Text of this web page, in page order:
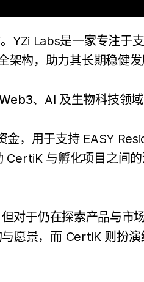
YZi Labs是一家专注于
构，助力其长期稳健发
、AI 及生物科技领
，用于支持 EASY
与孵化项目之间
对于仍在探索产品与市
景，而 CertiK 则扮演